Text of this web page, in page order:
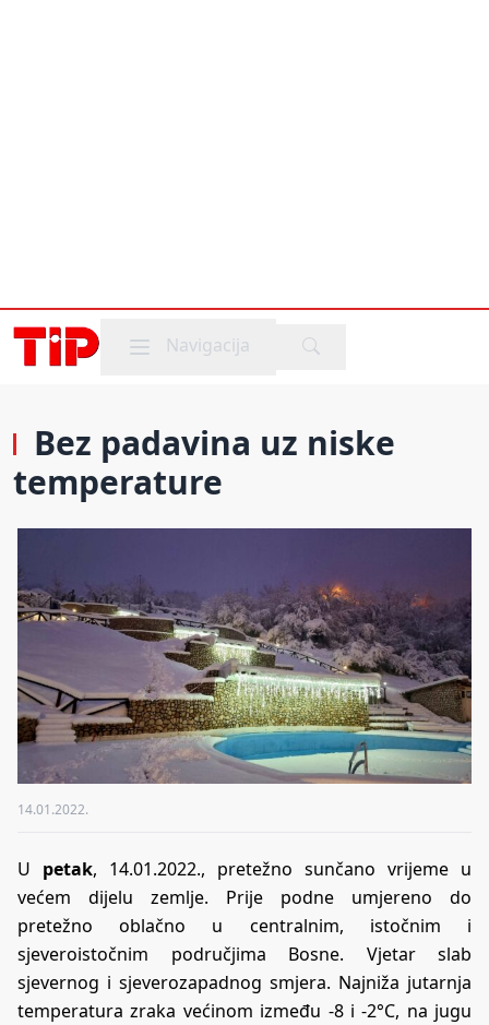
Mobile menu
Navigacija
Bez padavina uz niske
temperature
14.01.2022.
U petak, 14.01.2022., pretežno sunčano vrijeme u
većem dijelu zemlje. Prije podne umjereno do
pretežno oblačno u centralnim, istočnim i
sjeveroistočnim područjima Bosne. Vjetar slab
sjevernog i sjeverozapadnog smjera. Najniža jutarnja
temperatura zraka većinom između -8 i -2°C, na jugu